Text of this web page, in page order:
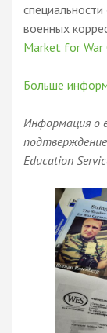
военных
Market for War
Больше
Информация о
Education